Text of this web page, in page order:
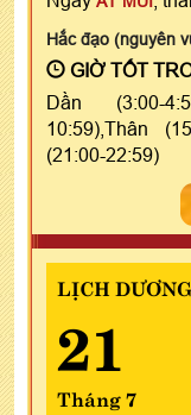
Hắc đạo (nguyên
GIỜ TỐT
Dần (3:00-
10:59),Thân
(21:00-22:59)
LỊCH DƯƠNG
21
Tháng 7